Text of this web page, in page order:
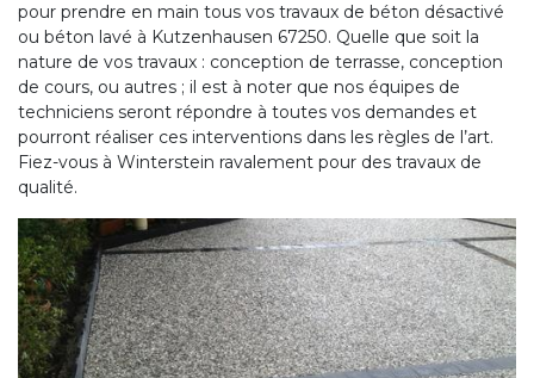
pour prendre en main tous vos travaux de béton désactivé
ou béton lavé à Kutzenhausen 67250. Quelle que soit la
nature de vos travaux : conception de terrasse, conception
de cours, ou autres ; il est à noter que nos équipes de
techniciens seront répondre à toutes vos demandes et
pourront réaliser ces interventions dans les règles de l’art.
Fiez-vous à Winterstein ravalement pour des travaux de
qualité.